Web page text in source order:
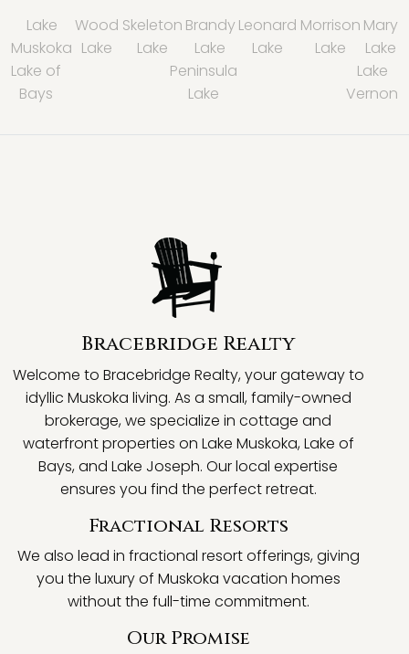
Lake
Muskoka
Wood
Lake
Skeleton
Lake
Brandy
Lake
Leonard
Lake
Morrison
Lake
Mary
Lake
Lake of
Bays
Peninsula
Lake
Lake
Vernon
Bracebridge Realty
Welcome to Bracebridge Realty, your gateway to
idyllic Muskoka living. As a small, family-owned
brokerage, we specialize in cottage and
waterfront properties on Lake Muskoka, Lake of
Bays, and Lake Joseph. Our local expertise
ensures you find the perfect retreat.
Fractional Resorts
We also lead in fractional resort offerings, giving
you the luxury of Muskoka vacation homes
without the full-time commitment.
Our Promise